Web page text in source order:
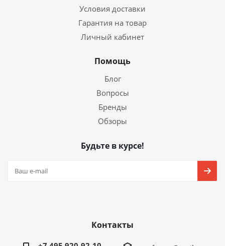
Условия доставки
Гарантия на товар
Личный кабинет
Помощь
Блог
Вопросы
Бренды
Обзоры
Будьте в курсе!
Контакты